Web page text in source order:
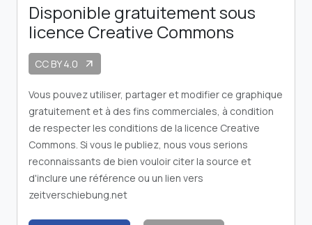
Disponible gratuitement sous
licence Creative Commons
CC BY 4.0 arrow_outward
Vous pouvez utiliser, partager et modifier ce graphique
gratuitement et à des fins commerciales, à condition
de respecter les conditions de la licence Creative
Commons. Si vous le publiez, nous vous serions
reconnaissants de bien vouloir citer la source et
d'inclure une référence ou un lien vers
zeitverschiebung.net